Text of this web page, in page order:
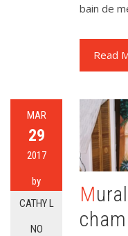
bain de
Read
MAR
29
2017
by
CATHY L
NO
Murale jardin et